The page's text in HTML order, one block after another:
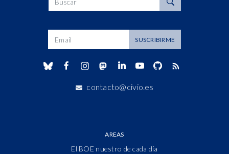
SUSCRIBIRME
contacto@civio.es
AREAS
El BOE nuestro de cada día